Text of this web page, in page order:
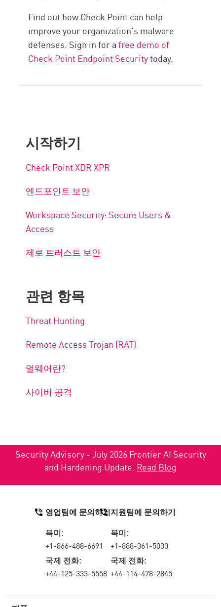
Find out how Check Point can help
improve your organization’s malware
defenses. Sign in for afree demo of
Check Point Endpoint Securitytoday.
시작하기
Check Point XDR XPR
엔드포인트 보안
Workspace Security: Secure Users &
Access
제로 트러스트 보안
관련 항목
Threat Hunting
Remote Access Trojan (RAT)
멀웨어란?
사이버 공격
Security Advisory - July 2026 Frontier AI Security
and Hardening Update. Read Blog
영업팀에 문의하기
북미:
+1-866-488-6691
국제 전화:
+44-125-333-5558
지원팀에 문의하기
북미:
+1-888-361-5030
국제 전화:
+44-114-478-2845